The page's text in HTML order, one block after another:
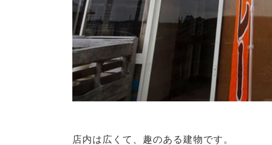
店内は広くて、趣のある建物です。